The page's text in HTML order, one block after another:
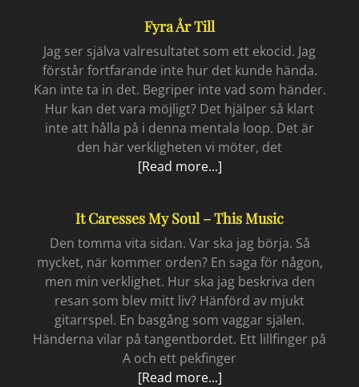
Fyra År Till
Jag ser själva valresultatet som ett ekocid. Jag
förstår fortfarande inte hur det kunde hända.
Kan inte ta in det. Begriper inte vad som händer.
Hur kan det vara möjligt? Det hjälper så klart
inte att hålla på i denna mentala loop. Det är
den här verkligheten vi möter, det
[Read more...]Fyra
It Caresses My Soul – This Music
Den tomma vita sidan. Var ska jag börja. Så
mycket, när kommer orden? En saga för någon,
men min verklighet. Hur ska jag beskriva den
resan som blev mitt liv? Hänförd av mjukt
gitarrspel. En basgång som vaggar själen.
Händerna vilar på tangentbordet. Ett lillfinger på
A och ett pekfinger
[Read more...]It